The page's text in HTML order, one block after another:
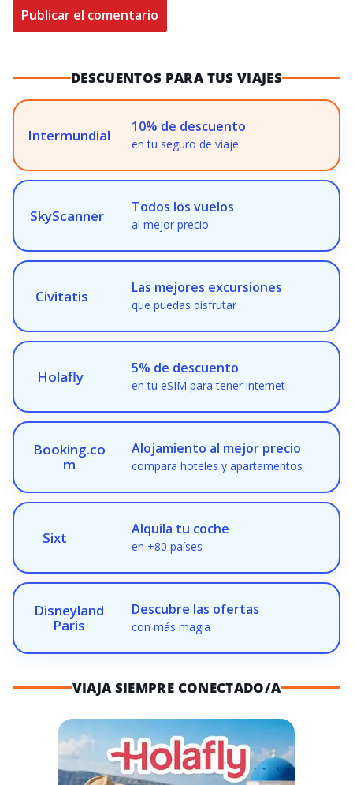
DESCUENTOS PARA TUS VIAJES
Intermundial 10% de descuento
en tu seguro de viaje
SkyScanner Todos los vuelos
al mejor precio
Civitatis Las mejores excursiones
que puedas disfrutar
Holafly 5% de descuento
en tu eSIM para tener internet
Booking.co
m
Alojamiento al mejor precio
compara hoteles y apartamentos
Sixt Alquila tu coche
en +80 países
Disneyland
Paris
Descubre las ofertas
con más magia
VIAJA SIEMPRE CONECTADO/A